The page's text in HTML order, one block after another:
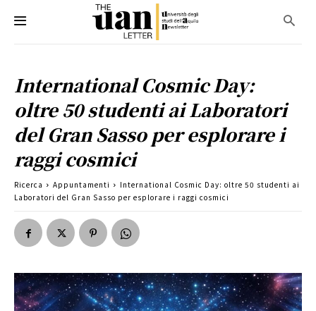
International Cosmic Day:
oltre 50 studenti ai Laboratori
del Gran Sasso per esplorare i
raggi cosmici
Ricerca Appuntamenti
International Cosmic Day: oltre 50 studenti ai
Laboratori del Gran Sasso per esplorare i raggi cosmici